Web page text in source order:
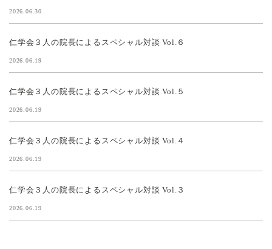
2026.06.30
仁学会３人の院長によるスペシャル対談 Vol.６
2026.06.19
仁学会３人の院長によるスペシャル対談 Vol.５
2026.06.19
仁学会３人の院長によるスペシャル対談 Vol.４
2026.06.19
仁学会３人の院長によるスペシャル対談 Vol.３
2026.06.19